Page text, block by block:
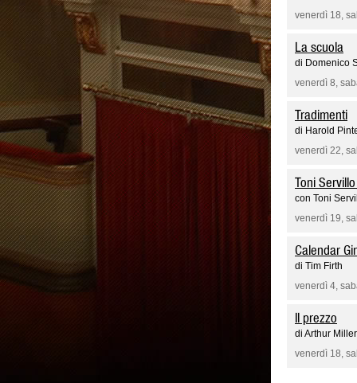
venerdì 18,
La scuola
di Domenico
venerdì 8,
Tradimenti
di Harold
venerdì 22,
Toni
con Toni
venerdì 19,
Calendar
di Tim Firth
venerdì 4,
Il prezzo
di Arthur Miller
venerdì 18,